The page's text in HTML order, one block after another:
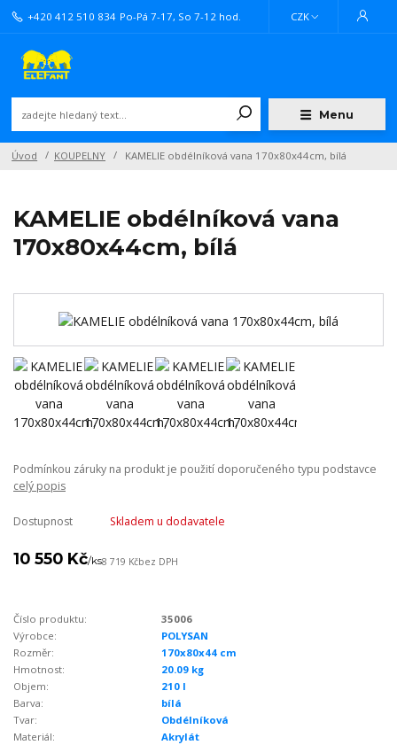
Menu
CZK
+420 412 510 834 Po-Pá 7-17, So 7-12 hod.
Úvod KOUPELNY KAMELIE obdélníková vana 170x80x44cm, bílá
KAMELIE obdélníková vana
170x80x44cm, bílá
Podmínkou záruky na produkt je použití doporučeného typu podstavce
celý popis
Dostupnost Skladem u dodavatele
10 550 Kč/ks8 719 Kčbez DPH
Číslo produktu:
35006
Výrobce:
POLYSAN
Rozměr:
170x80x44 cm
Hmotnost:
20.09 kg
Objem:
210 l
Barva:
bílá
Tvar:
Obdélníková
Materiál:
Akrylát